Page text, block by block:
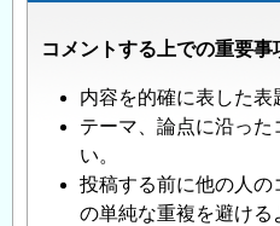
コメントする上での重要事
内容を的確に表した表
テーマ、論点に沿った
い。
投稿する前に他の人の
の単純な重複を避ける